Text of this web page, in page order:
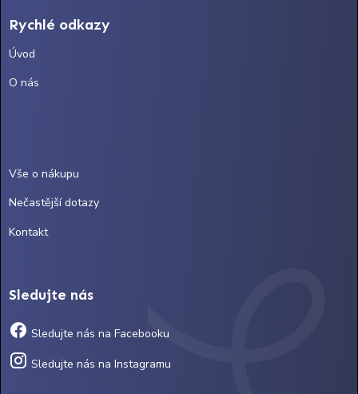
Rychlé odkazy
Úvod
O nás
Vše o nákupu
Nečastější dotazy
Kontakt
Sledujte nás
Sledujte nás na Facebooku
Sledujte nás na Instagramu